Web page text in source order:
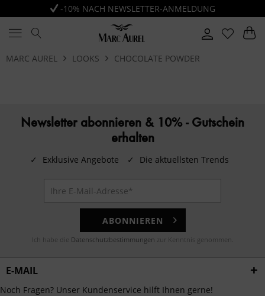
-10% NACH NEWSLETTER-ANMELDUNG
MARC AUREL LOOKS CHOCOLATE POWDER
Newsletter abonnieren & 10% - Gutschein
erhalten
✓ Exklusive Angebote ✓ Die aktuellsten Trends
ABONNIEREN
Ich habe die Datenschutzbestimmungen zur Kenntnis genommen.
E-MAIL
Noch Fragen? Unser Kundenservice hilft Ihnen gerne!